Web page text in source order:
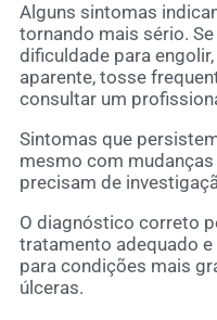
Alguns sintomas
tornando mais sério.
dificuldade para
aparente, tosse
consultar um
Sintomas que
mesmo com
precisam de
O diagnóstico correto
tratamento adequado
para condições mais
úlceras.